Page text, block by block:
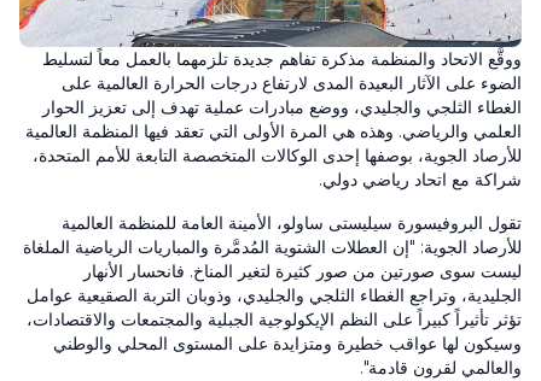
ووقَّع الاتحاد والمنظمة مذكرة تفاهم جديدة تلزمهما بالعمل معاً لتسليط
الضوء على الآثار البعيدة المدى لارتفاع درجات الحرارة العالمية على
الغطاء الثلجي والجليدي، ووضع مبادرات عملية تهدف إلى تعزيز الحوار
العلمي والرياضي. وهذه هي المرة الأولى التي تعقد فيها المنظمة العالمية
للأرصاد الجوية، بوصفها إحدى الوكالات المتخصصة التابعة للأمم المتحدة،
شراكة مع اتحاد رياضي دولي.
تقول البروفيسورة سيليستى ساولو، الأمينة العامة للمنظمة العالمية
للأرصاد الجوية: "إن العطلات الشتوية المُدمَّرة والمباريات الرياضية الملغاة
ليست سوى صورتين من صور كثيرة لتغير المناخ. فانحسار الأنهار
الجليدية، وتراجع الغطاء الثلجي والجليدي، وذوبان التربة الصقيعية عوامل
تؤثر تأثيراً كبيراً على النظم الإيكولوجية الجبلية والمجتمعات والاقتصادات،
وسيكون لها عواقب خطيرة ومتزايدة على المستوى المحلي والوطني
والعالمي لقرون قادمة".